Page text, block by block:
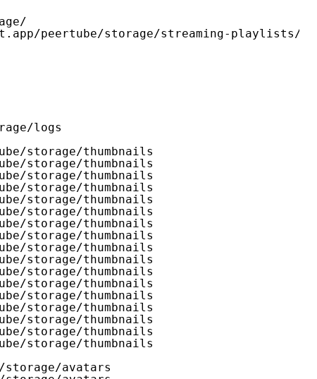
.app/peertube/storage/streaming-playlists/hls
logs
storage/thumbnails
storage/thumbnails
storage/thumbnails
storage/thumbnails
storage/thumbnails
storage/thumbnails
storage/thumbnails
storage/thumbnails
storage/thumbnails
storage/thumbnails
storage/thumbnails
storage/thumbnails
storage/thumbnails
storage/thumbnails
storage/thumbnails
storage/thumbnails
storage/thumbnails
storage/avatars